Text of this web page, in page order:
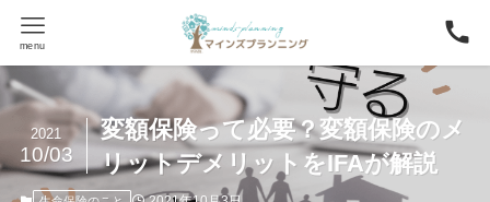
menu
変額保険って必要？変額保険のメ
リットデメリットをIFAが解説
2021
10/03